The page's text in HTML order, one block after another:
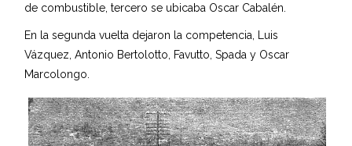
de combustible, tercero se ubicaba Oscar Cabalén.
En la segunda vuelta dejaron la competencia, Luis
Vázquez, Antonio Bertolotto, Favutto, Spada y Oscar
Marcolongo.